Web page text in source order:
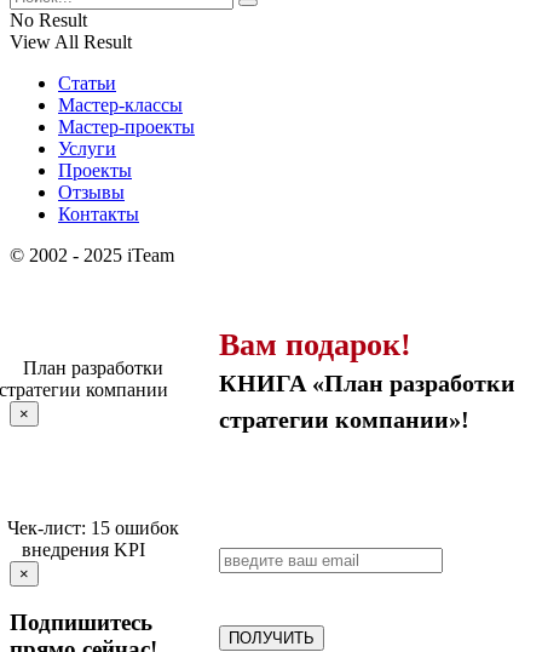
No Result
View All Result
Статьи
Мастер-классы
Мастер-проекты
Услуги
Проекты
Отзывы
Контакты
© 2002 - 2025 iTeam
Вам подарок!
КНИГА «План разработки
стратегии компании»!
ПОЛУЧИТЬ
×
×
Подпишитесь